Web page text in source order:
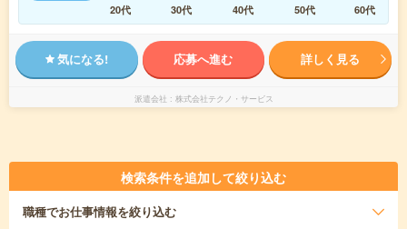
20代
30代 40代 50代 60代
気になる! 応募へ進む 詳しく見る
派遣会社 株式会社テクノ・サービス
検索条件を追加して絞り込む
職種でお仕事情報を絞り込む